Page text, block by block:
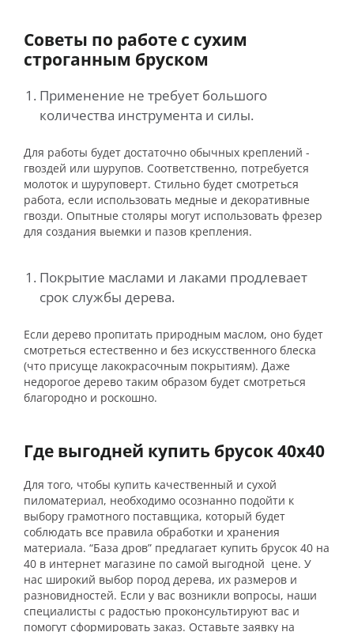
Советы по работе с сухим
строганным бруском
Применение не требует большого
количества инструмента и силы.
Для работы будет достаточно обычных креплений -
гвоздей или шурупов. Соответственно, потребуется
молоток и шуруповерт. Стильно будет смотреться
работа, если использовать медные и декоративные
гвозди. Опытные столяры могут использовать фрезер
для создания выемки и пазов крепления.
Покрытие маслами и лаками продлевает
срок службы дерева.
Если дерево пропитать природным маслом, оно будет
смотреться естественно и без искусственного блеска
(что присуще лакокрасочным покрытиям). Даже
недорогое дерево таким образом будет смотреться
благородно и роскошно.
Где выгодней купить брусок 40х40
Для того, чтобы купить качественный и сухой
пиломатериал, необходимо осознанно подойти к
выбору грамотного поставщика, который будет
соблюдать все правила обработки и хранения
материала. “База дров” предлагает купить брусок 40 на
40 в интернет магазине по самой выгодной цене. У
нас широкий выбор пород дерева, их размеров и
разновидностей. Если у вас возникли вопросы, наши
специалисты с радостью проконсультируют вас и
помогут сформировать заказ. Оставьте заявку на